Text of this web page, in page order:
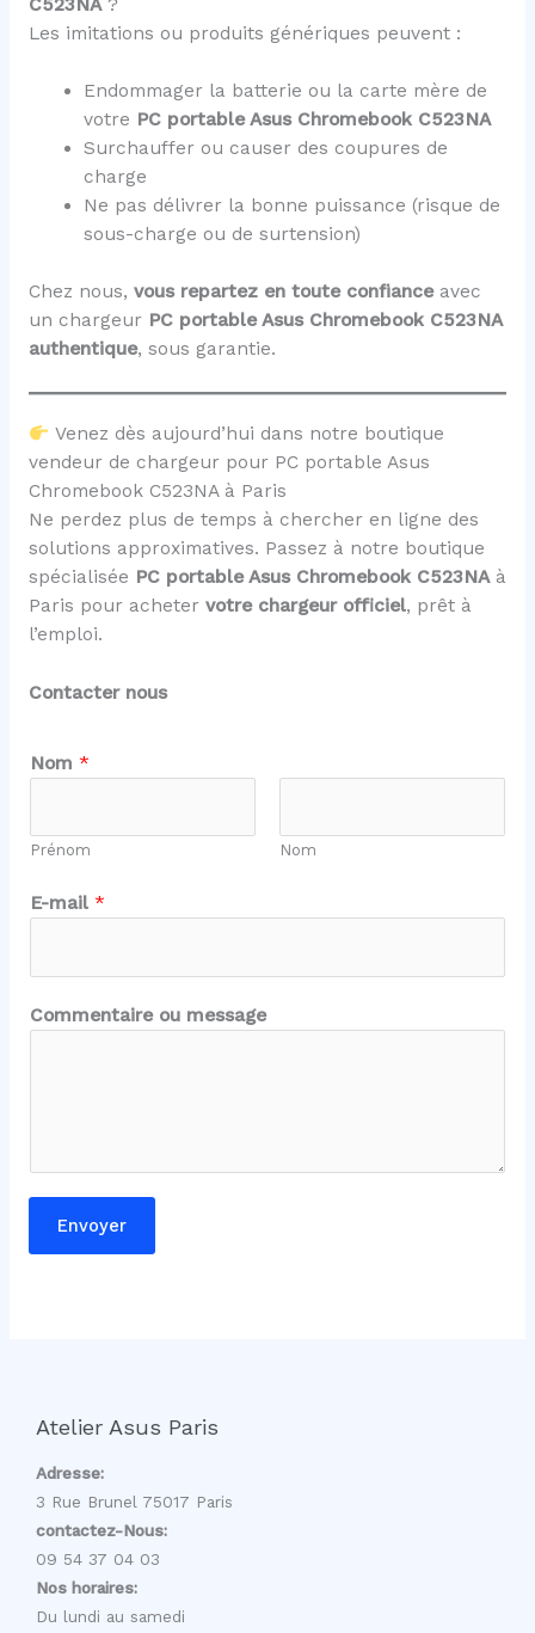
Les imitations ou produits génériques peuvent :
Endommager la batterie ou la carte mère de
votre PC portable Asus Chromebook C523NA
Surchauffer ou causer des coupures de
charge
Ne pas délivrer la bonne puissance (risque de
sous-charge ou de surtension)
Chez nous, vous repartez en toute confianceavec
un chargeur PC portable Asus Chromebook C523NA
authentique, sous garantie.
Venez dès aujourd’hui dans notre boutique
vendeur de chargeur pour PC portable Asus
Chromebook C523NA à Paris
Ne perdez plus de temps à chercher en ligne des
solutions approximatives. Passez à notre boutique
spécialisée PC portable Asus Chromebook C523NAà
Paris pour acheter votre chargeur officiel, prêt à
l’emploi.
Contacter nous
Nom *
Prénom Nom
N
o
C
o
m
a
i
g
E-mail *
Commentaire ou message
Envoyer
Atelier Asus Paris
Adresse:
3 Rue Brunel 75017 Paris
contactez-Nous:
09 54 37 04 03
Nos horaires:
Du lundi au samedi